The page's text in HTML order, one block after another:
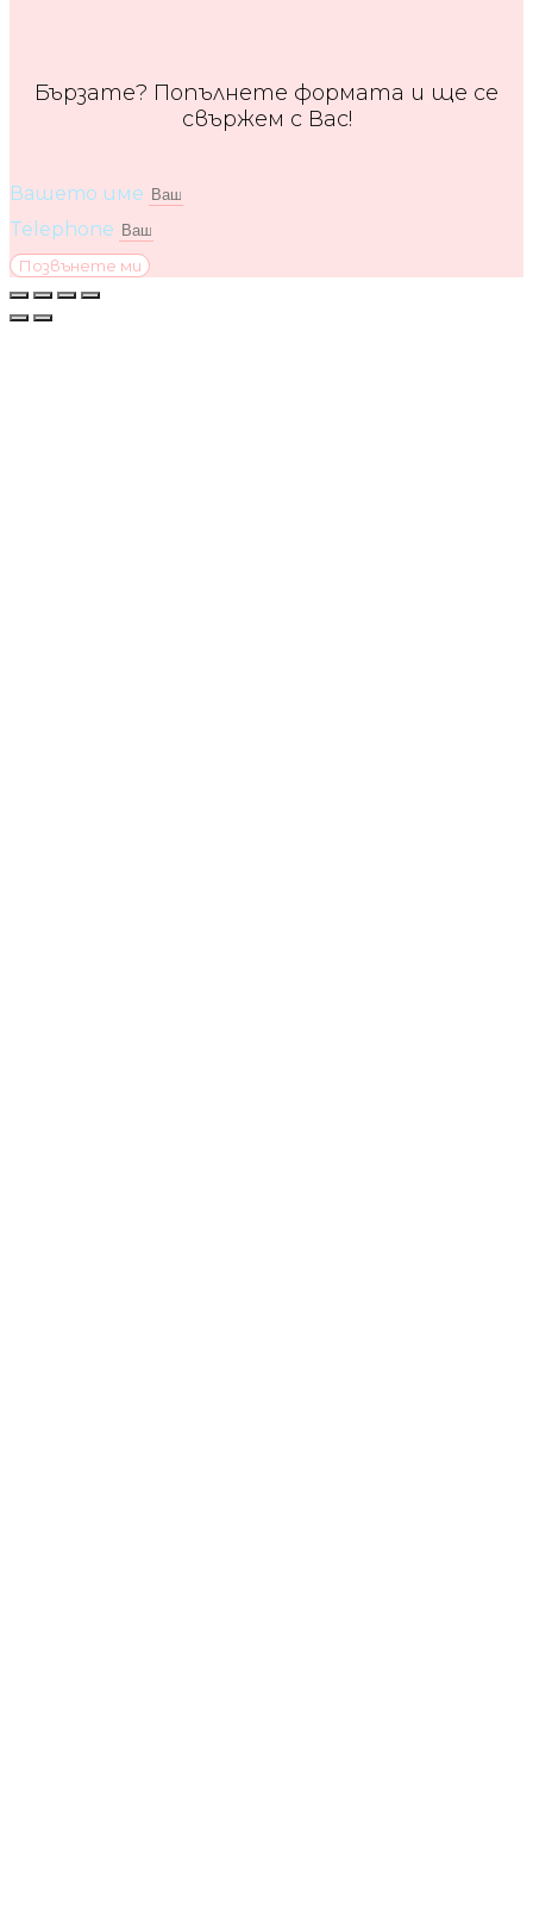
Бързате? Попълнете формата и ще се
свържем с Вас!
Вашето име
Telephone
Позвънете ми